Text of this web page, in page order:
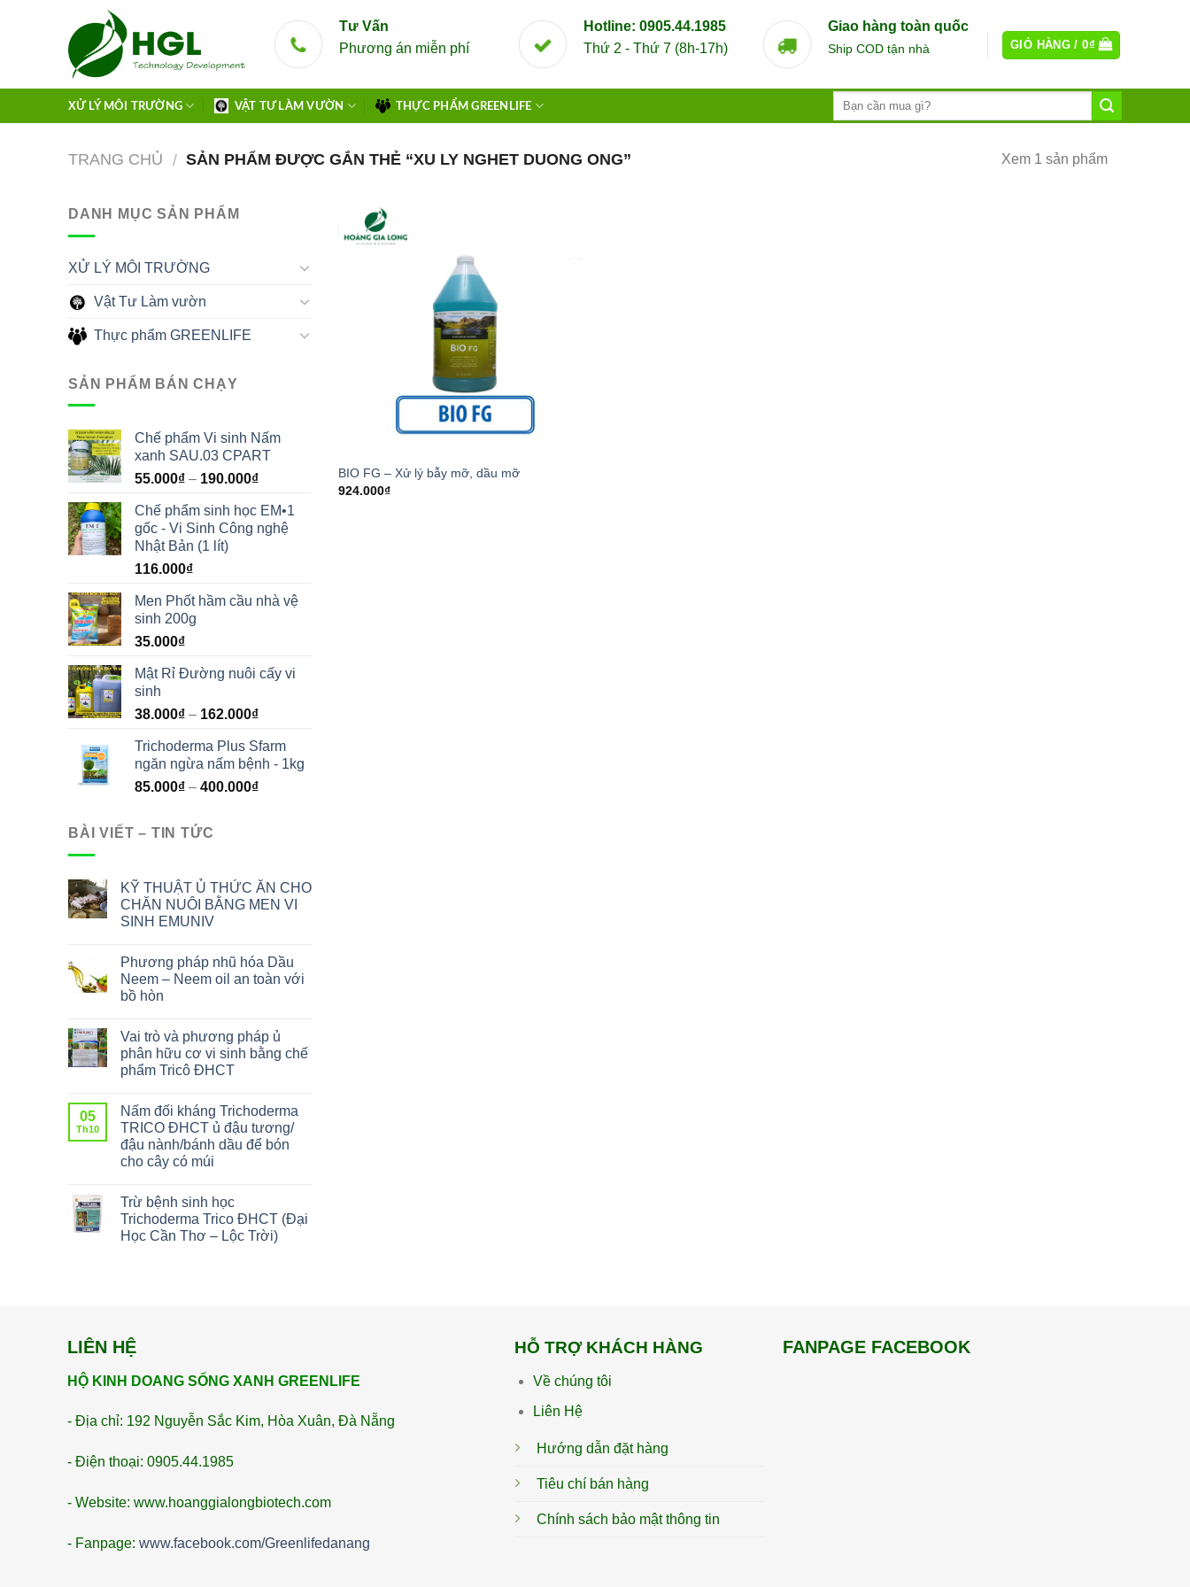
Tư Vấn
Phương án miễn phí
Hotline: 0905.44.1985
Thứ 2 - Thứ 7 (8h-17h)
Giao hàng toàn quốc
Ship COD tận nhà GIỎ HÀNG /0₫
XỬ LÝ MÔI TRƯỜNG VẬT TƯ LÀM VƯỜN THỰC PHẨM GREENLIFE
TRANG CHỦ / SẢN PHẨM ĐƯỢC GẮN THẺ “XU LY NGHET DUONG ONG” Xem 1 sản phẩm
DANH MỤC SẢN PHẨM
XỬ LÝ MÔI TRƯỜNG
Vật Tư Làm vườn
Thực phẩm GREENLIFE
SẢN PHẨM BÁN CHẠY
Chế phẩm Vi sinh Nấm
xanh SAU.03 CPART
55.000₫ – 190.000₫
Chế phẩm sinh học EM•1
gốc - Vi Sinh Công nghệ
Nhật Bản (1 lít)
116.000₫
Men Phốt hầm cầu nhà vệ
sinh 200g
35.000₫
Mật Rỉ Đường nuôi cấy vi
sinh
38.000₫ – 162.000₫
Trichoderma Plus Sfarm
ngăn ngừa nấm bệnh - 1kg
85.000₫ – 400.000₫
BÀI VIẾT – TIN TỨC
KỸ THUẬT Ủ THỨC ĂN CHO
CHĂN NUÔI BẰNG MEN VI
SINH EMUNIV
Phương pháp nhũ hóa Dầu
Neem – Neem oil an toàn với
bồ hòn
Vai trò và phương pháp ủ
phân hữu cơ vi sinh bằng chế
phẩm Tricô ĐHCT
05
Th10
Nấm đối kháng Trichoderma
TRICO ĐHCT ủ đậu tương/
đậu nành/bánh dầu để bón
cho cây có múi
Trừ bệnh sinh học
Trichoderma Trico ĐHCT (Đại
Học Cần Thơ – Lộc Trời)
BIO FG – Xử lý bẫy mỡ, dầu mỡ
924.000₫
LIÊN HỆ
HỘ KINH DOANG SỐNG XANH GREENLIFE
- Địa chỉ: 192 Nguyễn Sắc Kim, Hòa Xuân, Đà Nẵng
- Điện thoại: 0905.44.1985
- Website: www.hoanggialongbiotech.com
- Fanpage: www.facebook.com/Greenlifedanang
HỖ TRỢ KHÁCH HÀNG
Về chúng tôi
Liên Hệ
Hướng dẫn đặt hàng
Tiêu chí bán hàng
Chính sách bảo mật thông tin
FANPAGE FACEBOOK